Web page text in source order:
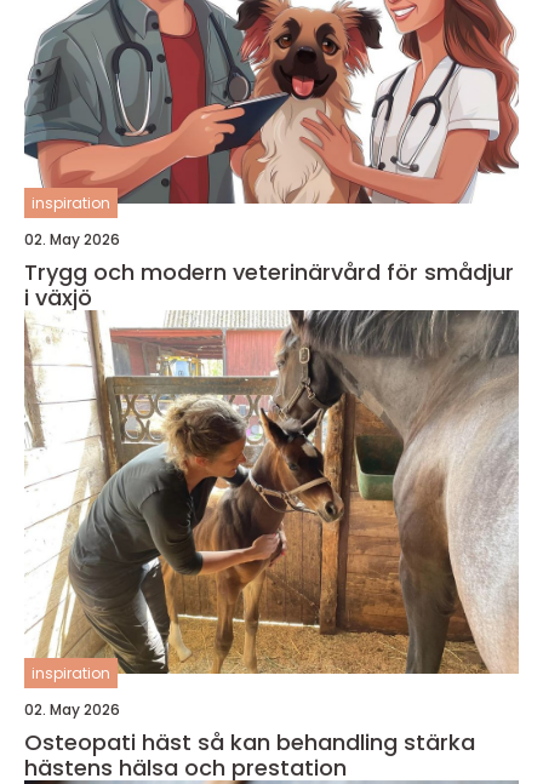
inspiration
02. May 2026
Trygg och modern veterinärvård för smådjur
i växjö
inspiration
02. May 2026
Osteopati häst så kan behandling stärka
hästens hälsa och prestation